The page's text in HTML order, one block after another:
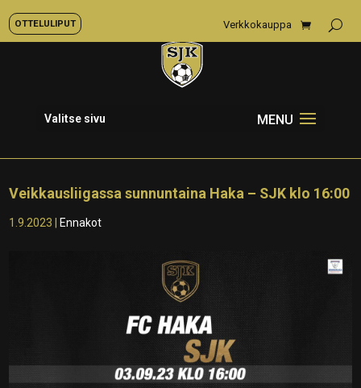
OTTELULIPUT Verkkokauppa
Valitse sivu
Veikkausliigassa sunnuntaina Haka – SJK klo 16:00
1.9.2023 Ennakot